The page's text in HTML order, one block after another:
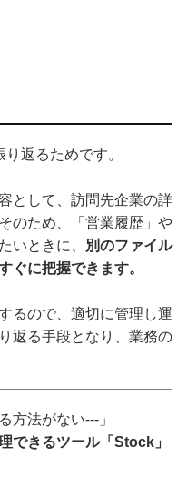
返るためです。
として、訪問先企業の詳
のため、「営業履歴」や
いときに、
別のファイル
ぐに把握できます。
るので、適切に管理し運
返る手段となり、業務の
方法がない---」
できるツール「Stock」